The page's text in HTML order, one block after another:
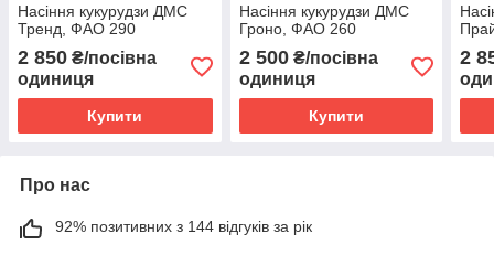
Насіння кукурудзи ДМС
Тренд, ФАО 290
2 850 ₴/посівна
одиниця
Купити
Насіння кукурудзи ДМС
Гроно, ФАО 260
2 500₴/посівна
одиниця
Купити
2
Про нас
92% позитивних з 144 відгуків за рік